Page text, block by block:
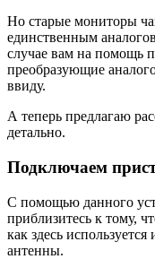
Но старые мониторы
единственным
случае вам на помощь
преобразующие
ввиду.
А теперь предлагаю
детально.
Подключаем
С помощью данного
приблизитесь к тому,
как здесь
антенны.